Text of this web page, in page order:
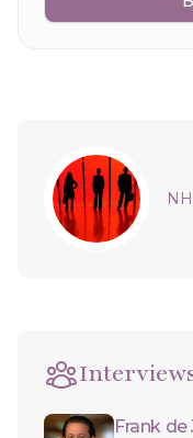
Sidebar
Frank